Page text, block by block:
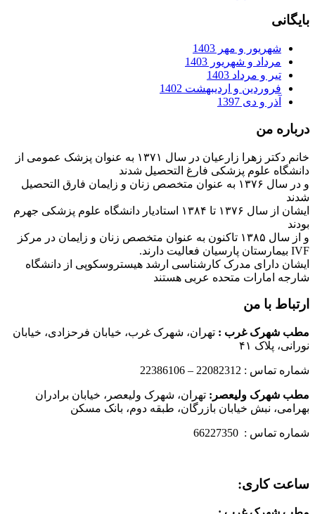
بایگانی
شهریور و مهر 1403
مرداد و شهریور 1403
تیر و مرداد 1403
فروردین و اردیبهشت 1402
آذر و دی 1397
درباره من
خانم دکتر زهرا زارعیان در سال ۱۳۷۱ به عنوان پزشک عمومی از
دانشگاه علوم پزشکی فارغ التحصیل شدند
و در سال ۱۳۷۶ به عنوان متخصص زنان و زایمان فارق التحصیل
شدند
ایشان از سال ۱۳۷۶ تا ۱۳۸۴ استادیار دانشگاه علوم پزشکی جهرم
بودند
و از سال ۱۳۸۵ تاکنون به عنوان متخصص زنان و زایمان در مرکز
IVF بیمارستان پارسیان فعالیت دارند.
ایشان دارای مدرک کارشناسی ارشد هیستروسکوپی از دانشگاه
شارجه امارات متحده عربی هستند
ارتباط با من
مطب شهرک غرب : تهران، شهرک غرب، خیابان فرحزادی، خیابان
نورانی، پلاک ۴۱
شماره تماس : 22082312 – 22386106
مطب شهرک ولیعصر: تهران، شهرک ولیعصر، خیابان برادران
بهرامی، نبش خیابان بازرگان، طبقه دوم، بانک مسکن
شماره تماس : 66227350
ساعت کاری: